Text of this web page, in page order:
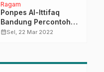
Ragam
Ponpes Al-Ittifaq
Bandung Percontohan
Nasional Digitalisasi
calendar_monthSel, 22 Mar 2022